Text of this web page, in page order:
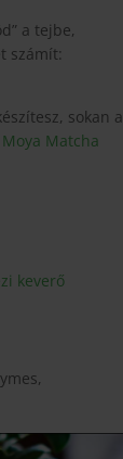
a tejbe,
számít:
sokan a
Moya Matcha
keverő